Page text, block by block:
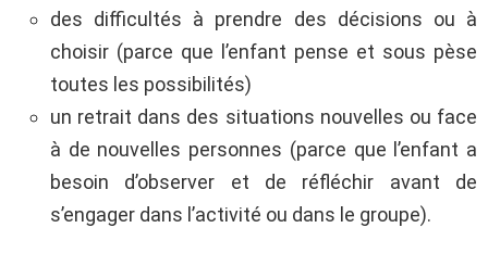
des difficultés à prendre des décisions ou à
choisir (parce que l’enfant pense et sous pèse
toutes les possibilités)
un retrait dans des situations nouvelles ou face
à de nouvelles personnes (parce que l’enfant a
besoin d’observer et de réfléchir avant de
s’engager dans l’activité ou dans le groupe).